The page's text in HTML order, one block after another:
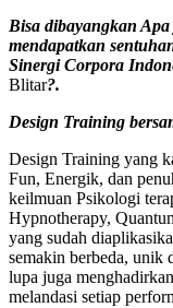
Bisa dibayangkan
mendapatkan
Sinergi Corpora
Blitar?.
Design Training
Design Training yang
Fun, Energik, dan
keilmuan Psikologi
Hypnotherapy,
yang sudah
semakin berbeda, unik
lupa juga
melandasi setiap